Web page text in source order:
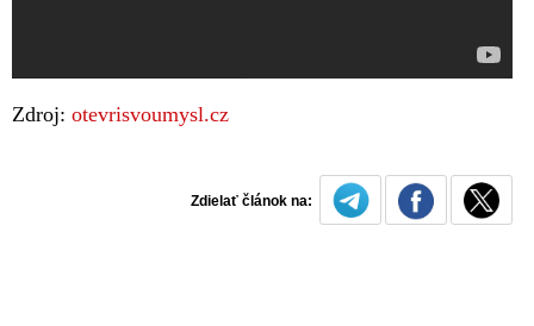
Zdroj: otevrisvoumysl.cz
Zdielať článok na: